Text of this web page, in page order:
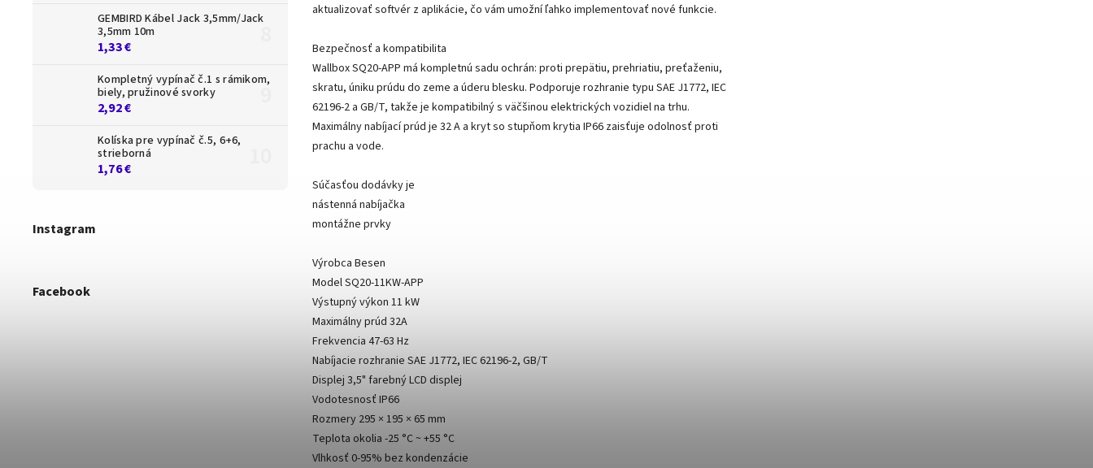
GEMBIRD Kábel Jack 3,5mm/Jack
3,5mm 10m
1,33 €
Kompletný vypínač č.1 s rámikom,
biely, pružinové svorky
2,92 €
Kolíska pre vypínač č.5, 6+6,
strieborná
1,76 €
Instagram
Facebook
aktualizovať softvér z aplikácie, čo vám umožní ľahko implementovať nové funkcie.
Bezpečnosť a kompatibilita
Wallbox SQ20-APP má kompletnú sadu ochrán: proti prepätiu, prehriatiu, preťaženiu,
skratu, úniku prúdu do zeme a úderu blesku. Podporuje rozhranie typu SAE J1772, IEC
62196-2 a GB/T, takže je kompatibilný s väčšinou elektrických vozidiel na trhu.
Maximálny nabíjací prúd je 32 A a kryt so stupňom krytia IP66 zaisťuje odolnosť proti
prachu a vode.
Súčasťou dodávky je
nástenná nabíjačka
montážne prvky
Výrobca Besen
Model SQ20-11KW-APP
Výstupný výkon 11 kW
Maximálny prúd 32A
Frekvencia 47-63 Hz
Nabíjacie rozhranie SAE J1772, IEC 62196-2, GB/T
Displej 3,5" farebný LCD displej
Vodotesnosť IP66
Rozmery 295 × 195 × 65 mm
Teplota okolia -25 °C ~ +55 °C
Vlhkosť 0-95% bez kondenzácie